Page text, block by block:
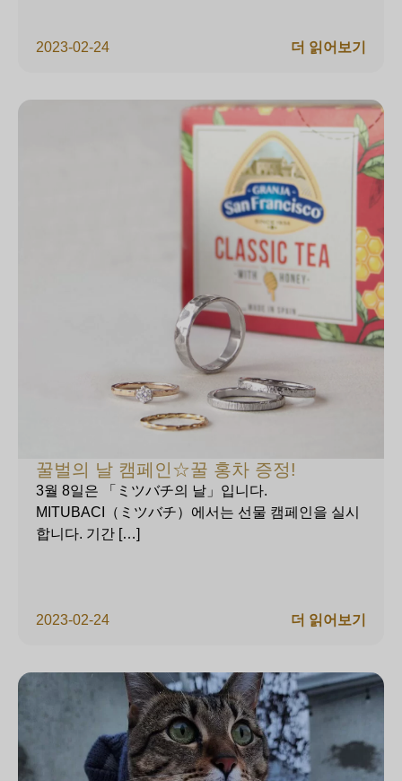
2023-02-24 더 읽어보기
꿀벌의 날 캠페인☆꿀 홍차 증정!
2023-02-24
3월 8일은 「ミツバチ의 날」입니다.
MITUBACI（ミツバチ）에서는 선물 캠페인을 실시
합니다. 기간 […]
더 읽어보기